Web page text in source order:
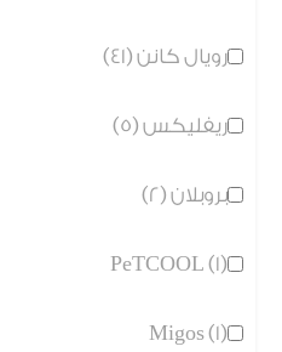
رويال كانن (41)
ريفليكس (5)
بروبلان (2)
PeTCOOL (1)
Migos (1)